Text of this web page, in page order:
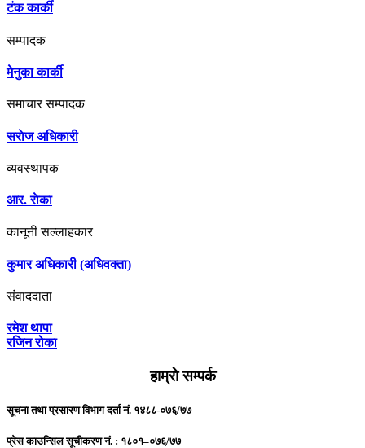
टंक कार्की
सम्पादक
मेनुका कार्की
समाचार सम्पादक
सराेज अधिकारी
व्यवस्थापक
आर. राेका
कानूनी सल्लाहकार
कुमार अधिकारी (अधिवक्ता)
संवाददाता
रमेश थापा
रजिन रोका
हाम्राे सम्पर्क
सूचना तथा प्रसारण विभाग दर्ता नं. १४८८-०७६/७७
प्रेस काउन्सिल सूचीकरण नं. : १८०१–०७६/७७